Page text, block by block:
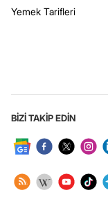
Yemek Tarifleri
BİZİ TAKİP EDİN